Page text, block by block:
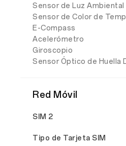
Sensor de Luz Ambiental
Sensor de Color de
E-Compass
Acelerómetro
Giroscopio
Sensor Óptico de Huella
Red Móvil
SIM 2
Tipo de Tarjeta SIM